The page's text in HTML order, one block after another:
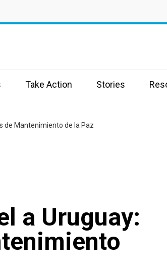
Take Action Stories
de Mantenimiento de la Paz
a Uruguay: